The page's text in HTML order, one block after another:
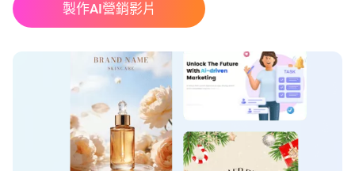
製作AI營銷影片